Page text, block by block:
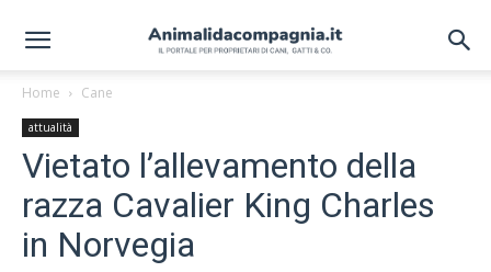
Home Cane
attualità
Vietato l’allevamento della
razza Cavalier King Charles
in Norvegia